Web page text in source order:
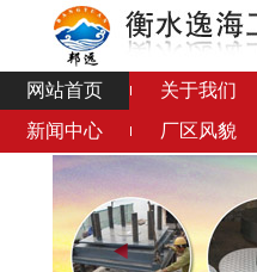
网站首页 关于我们
新闻中心
厂区风貌
钢结构橡胶垫